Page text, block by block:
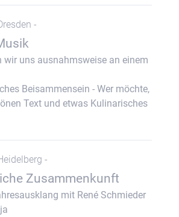
-
wir uns ausnahmsweise an einem
Beisammensein - Wer möchte,
Text und etwas Kulinarisches
-
Zusammenkunft
mit René Schmieder